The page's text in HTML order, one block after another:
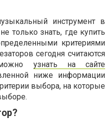
инструмент в
только знать, где купить
критериями
сегодня считаются
узнать на сайте
ниже информации
выбора, на которые